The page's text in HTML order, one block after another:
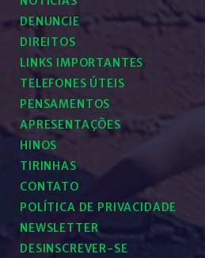
DENUNCIE
DIREITOS
LINKS IMPORTANTES
TELEFONES ÚTEIS
PENSAMENTOS
APRESENTAÇÕES
HINOS
TIRINHAS
CONTATO
POLÍTICA DE PRIVACIDADE
NEWSLETTER
DESINSCREVER-SE